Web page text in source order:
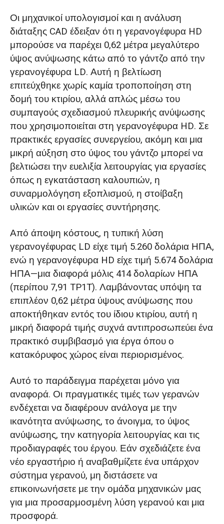
Οι μηχανικοί υπολογισμοί και η ανάλυση
διάταξης CAD έδειξαν ότι η γερανογέφυρα HD
μπορούσε να παρέχει 0,62 μέτρα μεγαλύτερο
ύψος ανύψωσης κάτω από το γάντζο από την
γερανογέφυρα LD. Αυτή η βελτίωση
επιτεύχθηκε χωρίς καμία τροποποίηση στη
δομή του κτιρίου, αλλά απλώς μέσω του
συμπαγούς σχεδιασμού πλευρικής ανύψωσης
που χρησιμοποιείται στη γερανογέφυρα HD. Σε
πρακτικές εργασίες συνεργείου, ακόμη και μια
μικρή αύξηση στο ύψος του γάντζο μπορεί να
βελτιώσει την ευελιξία λειτουργίας για εργασίες
όπως η εγκατάσταση καλουπιών, η
συναρμολόγηση εξοπλισμού, η στοίβαξη
υλικών και οι εργασίες συντήρησης.
Από άποψη κόστους, η τυπική λύση
γερανογέφυρας LD είχε τιμή 5.260 δολάρια ΗΠΑ,
ενώ η γερανογέφυρα HD είχε τιμή 5.674 δολάρια
ΗΠΑ—μια διαφορά μόλις 414 δολαρίων ΗΠΑ
(περίπου 7,91 TP1T). Λαμβάνοντας υπόψη τα
επιπλέον 0,62 μέτρα ύψους ανύψωσης που
αποκτήθηκαν εντός του ίδιου κτιρίου, αυτή η
μικρή διαφορά τιμής συχνά αντιπροσωπεύει ένα
πρακτικό συμβιβασμό για έργα όπου ο
κατακόρυφος χώρος είναι περιορισμένος.
Αυτό το παράδειγμα παρέχεται μόνο για
αναφορά. Οι πραγματικές τιμές των γερανών
ενδέχεται να διαφέρουν ανάλογα με την
ικανότητα ανύψωσης, το άνοιγμα, το ύψος
ανύψωσης, την κατηγορία λειτουργίας και τις
προδιαγραφές του έργου. Εάν σχεδιάζετε ένα
νέο εργαστήριο ή αναβαθμίζετε ένα υπάρχον
σύστημα γερανού, μη διστάσετε να
επικοινωνήσετε με την ομάδα μηχανικών μας
για μια προσαρμοσμένη λύση γερανού και μια
προσφορά.